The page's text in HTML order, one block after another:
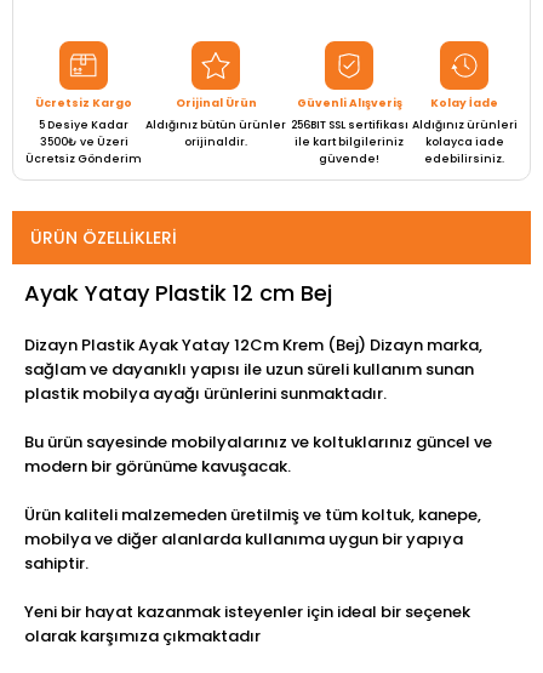
Ücretsiz Kargo
5 Desiye Kadar
3500₺ ve Üzeri
Ücretsiz Gönderim
Orijinal Ürün
Aldığınız bütün ürünler
orijinaldir.
Güvenli Alışveriş
256BIT SSL sertifikası
ile kart bilgileriniz
güvende!
Kolay İade
Aldığınız ürünleri
kolayca iade
edebilirsiniz.
ÜRÜN ÖZELLIKLERI
Ayak Yatay Plastik 12 cm Bej
Dizayn Plastik Ayak Yatay 12Cm Krem (Bej) Dizayn marka,
sağlam ve dayanıklı yapısı ile uzun süreli kullanım sunan
plastik mobilya ayağı ürünlerini sunmaktadır.
Bu ürün sayesinde mobilyalarınız ve koltuklarınız güncel ve
modern bir görünüme kavuşacak.
Ürün kaliteli malzemeden üretilmiş ve tüm koltuk, kanepe,
mobilya ve diğer alanlarda kullanıma uygun bir yapıya
sahiptir.
Yeni bir hayat kazanmak isteyenler için ideal bir seçenek
olarak karşımıza çıkmaktadır